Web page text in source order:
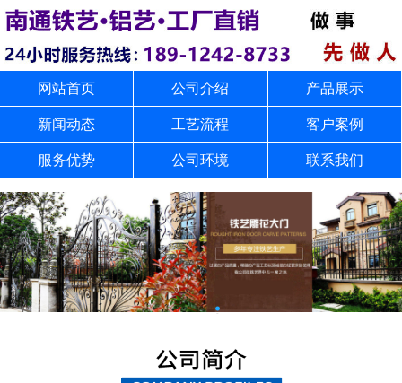
网站首页 公司介绍 产品展示
新闻动态 工艺流程 客户案例
服务优势 公司环境 联系我们